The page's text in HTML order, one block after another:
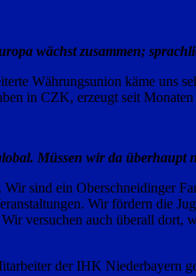
wächst zusammen;
Währungsunion käme uns
in CZK, erzeugt seit
Müssen wir da
Wir sind ein Oberschneidinger
Wir fördern die
versuchen auch überall dort,
der IHK Niederbayern